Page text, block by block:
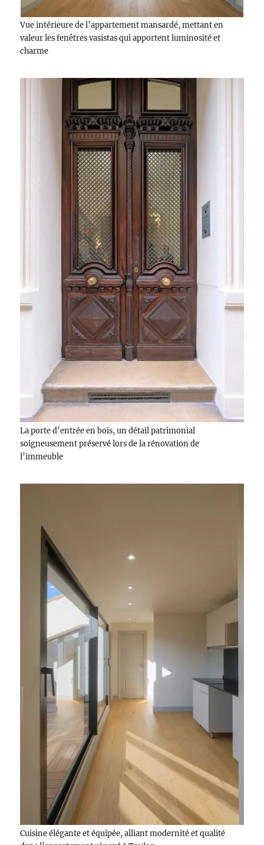
Vue intérieure de l’appartement mansardé, mettant en
valeur les fenêtres vasistas qui apportent luminosité et
charme
La porte d’entrée en bois, un détail patrimonial
soigneusement préservé lors de la rénovation de
l’immeuble
Cuisine élégante et équipée, alliant modernité et qualité